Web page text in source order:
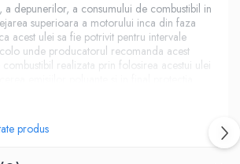
a depunerilor, a consumului de combustibil in
superioara a motorului inca din faza
acest ulei sa fie potrivit pentru intervale
unde producatorul recomanda acest
realizata prin folosirea acestui ulei
5W-30
mai moderne motoare si este aprobat de
produs